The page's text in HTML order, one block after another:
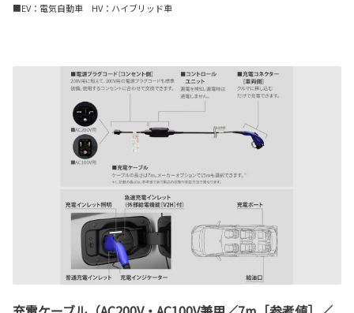
■EV：電気自動車 HV：ハイブリッド車